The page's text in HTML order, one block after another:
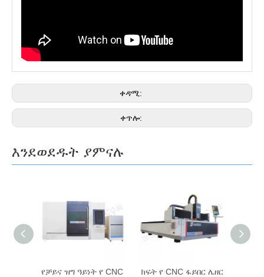
ቀዳሚ:
ቀጥሎ:
እንደወደዱት ያምናሉ
የቻይና ዝግ ዓይነት የ CNC
ክፍት የ CNC ፋይበር ሌዘር